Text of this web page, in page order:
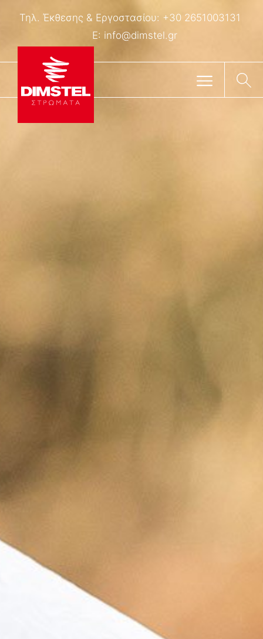
Τηλ. Έκθεσης & Eργοστασίου: +30 2651003131
E: info@dimstel.gr